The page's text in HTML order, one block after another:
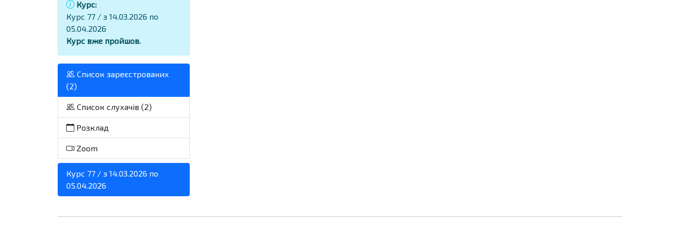
Курс:
Курс 77 / з 14.03.2026 по
05.04.2026
Курс вже пройшов.
Список зареєстрованих
(2)
Список слухачів (2)
Розклад
Zoom
Курс 77 / з 14.03.2026 по
05.04.2026